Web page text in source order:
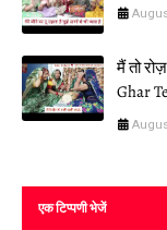
मैं तो
Ghar
एक टिप्पणी भेजें